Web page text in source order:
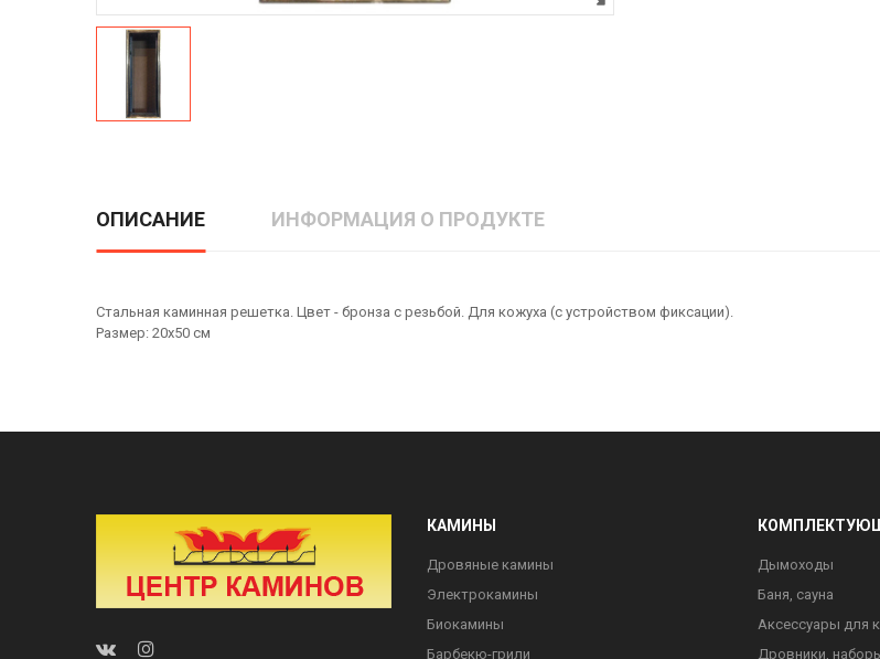
ОПИСАНИЕ ИНФОРМАЦИЯ О ПРОДУКТЕ
Стальная каминная решетка. Цвет - бронза с резьбой. Для кожуха (с устройством фиксации).
Размер: 20х50 см
КАМИНЫ
Дровяные камины
Электрокамины
Биокамины
Барбекю-грили
Дымоходы
Баня, сауна
Аксессуары для
Дровники,